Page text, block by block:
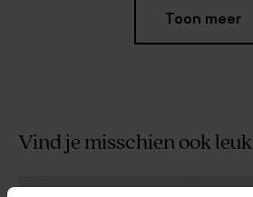
Toon meer
Vind je misschien ook leuk